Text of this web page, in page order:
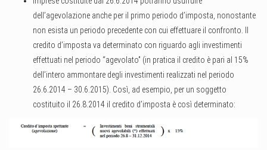
dell’agevolazione anche per il primo periodo d’imposta, nonostante
non esista un periodo precedente con cui effettuare il confronto. Il
credito d’imposta va determinato con riguardo agli investimenti
effettuati nel periodo “agevolato” (in pratica il credito è pari al 15%
dell’intero ammontare degli investimenti realizzati nel periodo
26.6.2014 – 30.6.2015). Così, ad esempio, per un soggetto
costituito il 26.8.2014 il credito d’imposta è così determinato: